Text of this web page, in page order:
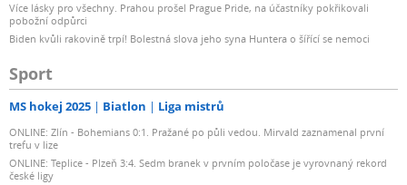
Více lásky pro všechny. Prahou prošel Prague Pride, na účastníky pokřikovali
pobožní odpůrci
Biden kvůli rakovině trpí! Bolestná slova jeho syna Huntera o šířící se nemoci
Sport
MS hokej 2025 Biatlon Liga mistrů
ONLINE: Zlín - Bohemians 0:1. Pražané po půli vedou. Mirvald zaznamenal první
trefu v lize
ONLINE: Teplice - Plzeň 3:4. Sedm branek v prvním poločase je vyrovnaný rekord
české ligy